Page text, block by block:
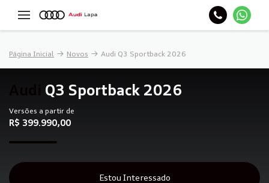
Página Inicial Novos Audi Q3 Sportback 2026
Q3 Sportback 2026
Versões a partir de
R$ 399.990,00
Estou Interessado